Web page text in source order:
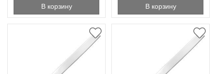
В корзину В корзину